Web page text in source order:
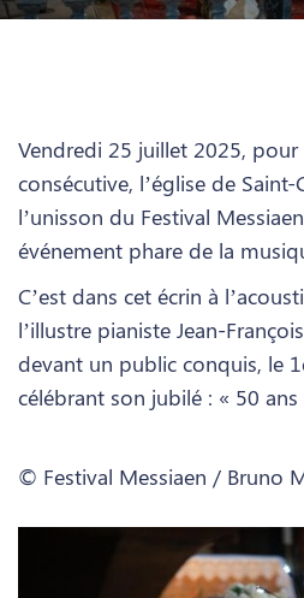
Vendredi 25 juillet 2025, pour
consécutive, l’église de
l’unisson du Festival
événement phare de la
C’est dans cet écrin à
l’illustre pianiste Jean-
devant un public conquis, le
célébrant son jubilé : « 50
© Festival Messiaen / Bruno